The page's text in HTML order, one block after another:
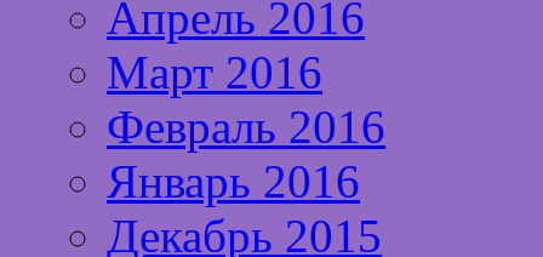
Апрель 2016
Март 2016
Февраль 2016
Январь 2016
Декабрь 2015